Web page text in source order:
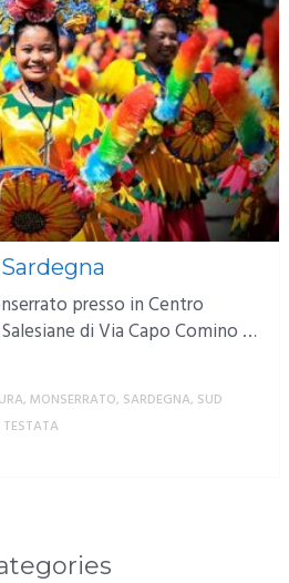
presso in Centro
di Via Capo Comino …
, MONSERRATO, SARDEGNA, SUD
TESTATA